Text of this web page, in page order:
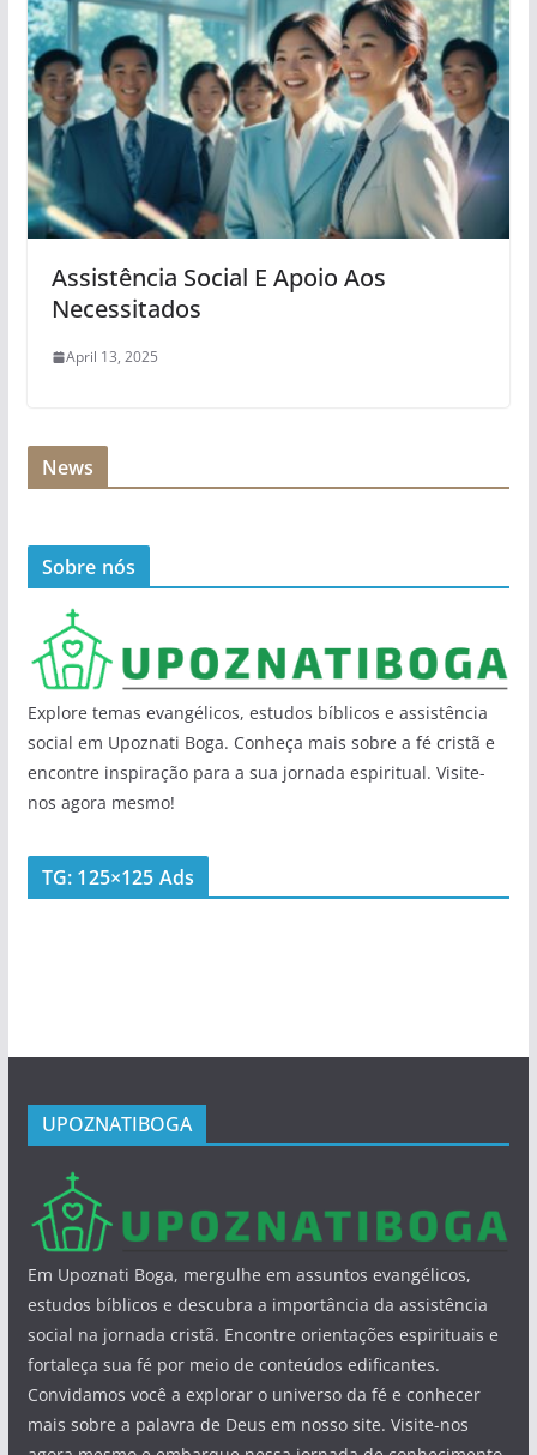
Assistência Social E Apoio Aos
Necessitados
April 13, 2025
News
Sobre nós
Explore temas evangélicos, estudos bíblicos e assistência
social em Upoznati Boga. Conheça mais sobre a fé cristã e
encontre inspiração para a sua jornada espiritual. Visite-
nos agora mesmo!
TG: 125×125 Ads
UPOZNATIBOGA
Em Upoznati Boga, mergulhe em assuntos evangélicos,
estudos bíblicos e descubra a importância da assistência
social na jornada cristã. Encontre orientações espirituais e
fortaleça sua fé por meio de conteúdos edificantes.
Convidamos você a explorar o universo da fé e conhecer
mais sobre a palavra de Deus em nosso site. Visite-nos